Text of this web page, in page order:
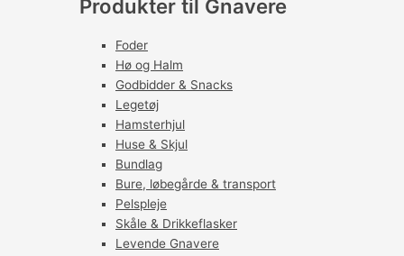
Produkter til Gnavere
Foder
Hø og Halm
Godbidder & Snacks
Legetøj
Hamsterhjul
Huse & Skjul
Bundlag
Bure, løbegårde & transport
Pelspleje
Skåle & Drikkeflasker
Levende Gnavere